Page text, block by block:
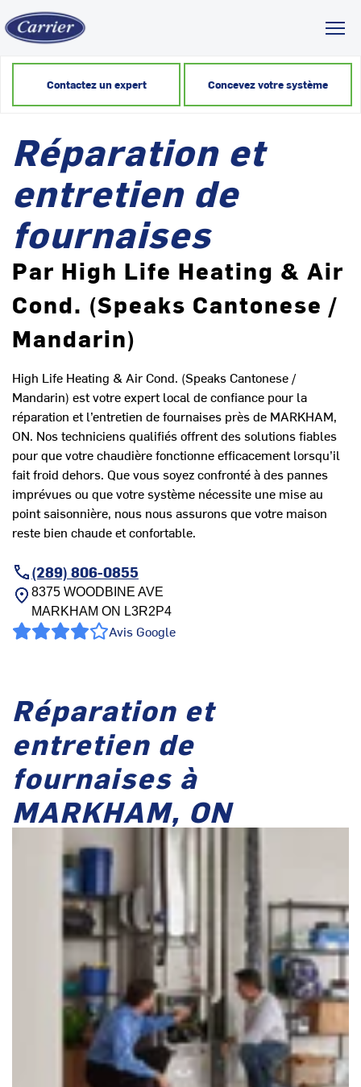
Contactez un expert Concevez votre système
Réparation et
entretien de
fournaises
Par High Life Heating & Air
Cond. (Speaks Cantonese /
Mandarin)
High Life Heating & Air Cond. (Speaks Cantonese /
Mandarin) est votre expert local de confiance pour la
réparation et l’entretien de fournaises près de MARKHAM,
ON. Nos techniciens qualifiés offrent des solutions fiables
pour que votre chaudière fonctionne efficacement lorsqu’il
fait froid dehors. Que vous soyez confronté à des pannes
imprévues ou que votre système nécessite une mise au
point saisonnière, nous nous assurons que votre maison
reste bien chaude et confortable.
(289) 806-0855
8375 WOODBINE AVE
MARKHAM ON L3R2P4
Avis Google
Réparation et
entretien de
fournaises à
MARKHAM, ON